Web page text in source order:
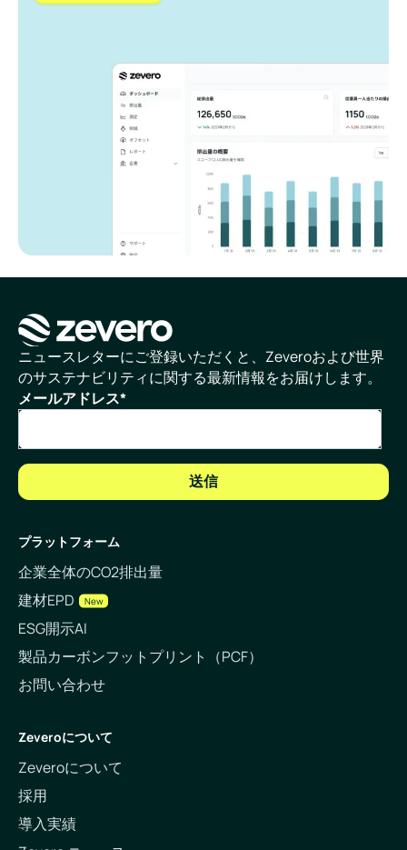
ホームページ
ニュースレターにご登録いただくと、Zeveroおよび世界
のサステナビリティに関する最新情報をお届けします。
メールアドレス*
プラットフォーム
企業全体のCO2排出量
建材EPD
New
ESG開示AI
製品カーボンフットプリント（PCF）
お問い合わせ
Zeveroについて
Zeveroについて
採用
導入実績